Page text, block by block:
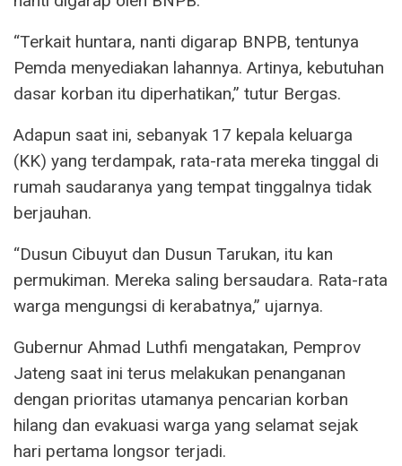
“Terkait huntara, nanti digarap BNPB, tentunya
Pemda menyediakan lahannya. Artinya, kebutuhan
dasar korban itu diperhatikan,” tutur Bergas.
Adapun saat ini, sebanyak 17 kepala keluarga
(KK) yang terdampak, rata-rata mereka tinggal di
rumah saudaranya yang tempat tinggalnya tidak
berjauhan.
“Dusun Cibuyut dan Dusun Tarukan, itu kan
permukiman. Mereka saling bersaudara. Rata-rata
warga mengungsi di kerabatnya,” ujarnya.
Gubernur Ahmad Luthfi mengatakan, Pemprov
Jateng saat ini terus melakukan penanganan
dengan prioritas utamanya pencarian korban
hilang dan evakuasi warga yang selamat sejak
hari pertama longsor terjadi.